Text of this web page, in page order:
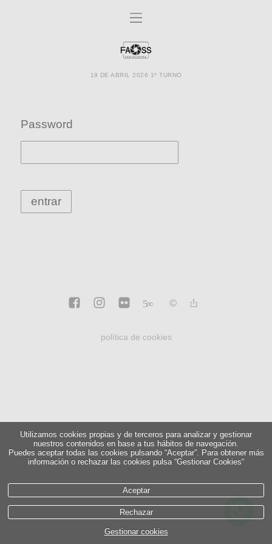
19 DE ABRIL 2026 1º TURNO
Password
5∞
política de cookies
Utilizamos cookies propias y de terceros para analizar y gestionar
nuestros contenidos en base a tus hábitos de navegación.
Puedes aceptar todas las cookies pulsando “Aceptar”. Para obtener más
información o rechazar las cookies pulsa “Gestionar Cookies“
Aceptar
Rechazar
Gestionar cookies